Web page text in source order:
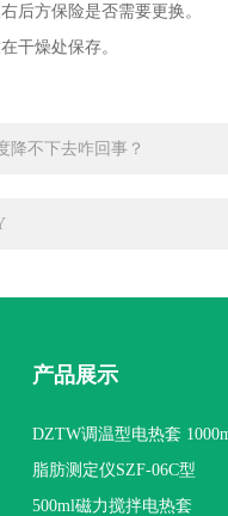
方保险是否需要更换。
燥处保存。
降不下去咋回事？
产品展示
DZTW调温型电热套
联
脂肪测定仪SZF-06C型
500ml磁力搅拌电热套